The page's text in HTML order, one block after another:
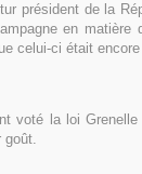
président de la
en matière
celui-ci était encore
voté la loi
goût.